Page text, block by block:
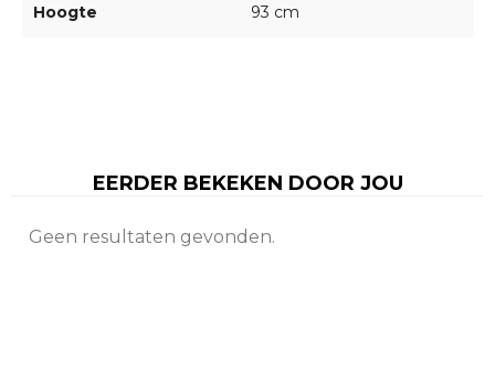
Hoogte 93 cm
EERDER BEKEKEN DOOR JOU
Geen resultaten gevonden.